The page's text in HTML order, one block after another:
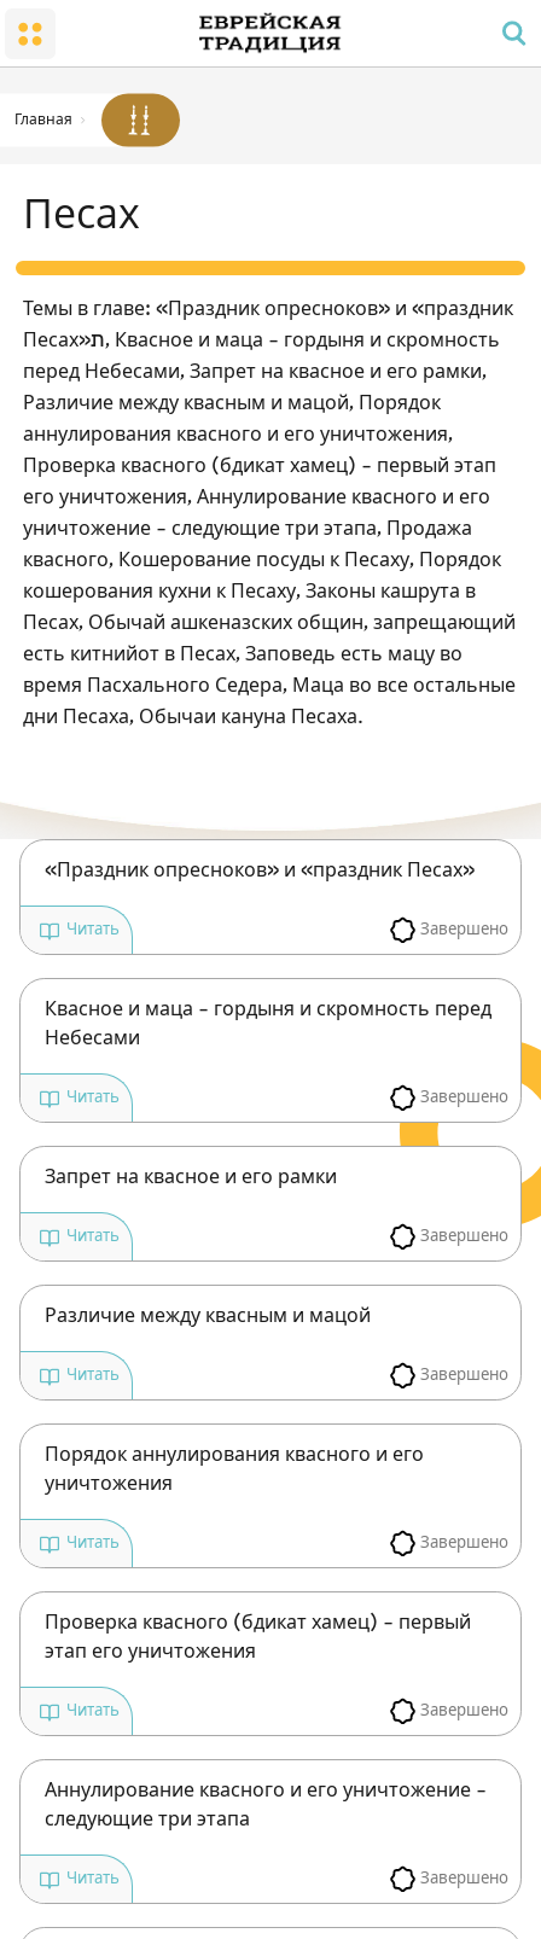
Заповеди радости в семье
Гиюр
Молитва и распорядок дня
Заповедь молитвы для мужчин
Благословения
Законы и уставы
Суббота и праздники
Работа, запрещенная в субботу
Праздники
Отсчет омера; национальные праздники и дни
памяти
Шавуот
Йом Кипур
Суккот
Посты в память о разрушенном Храме
Ханука
Главная
Песах
Темы в главе: «Праздник опресноков» и «праздник
Песах»ת, Квасное и маца – гордыня и скромность
перед Небесами, Запрет на квасное и его рамки,
Различие между квасным и мацой, Порядок
аннулирования квасного и его уничтожения,
Проверка квасного (бдикат хамец) – первый этап
его уничтожения, Аннулирование квасного и его
уничтожение – следующие три этапа, Продажа
квасного, Кошерование посуды к Песаху, Порядок
кошерования кухни к Песаху, Законы кашрута в
Песах, Обычай ашкеназских общин, запрещающий
есть китнийот в Песах, Заповедь есть мацу во
время Пасхального Седера, Маца во все остальные
дни Песаха, Обычаи кануна Песаха.
«Праздник опресноков» и «праздник Песах»
Завершено
Читать
Квасное и маца – гордыня и скромность перед
Небесами
Завершено
Читать
Запрет на квасное и его рамки
Завершено
Читать
Различие между квасным и мацой
Завершено
Читать
Порядок аннулирования квасного и его
уничтожения
Завершено
Читать
Проверка квасного (бдикат хамец) – первый
этап его уничтожения
Завершено
Читать
Аннулирование квасного и его уничтожение –
следующие три этапа
Завершено
Читать
Зарегистрироваться
на сайте
Чтобы делать пометки на сайте,
необходимо зарегистрироваться.